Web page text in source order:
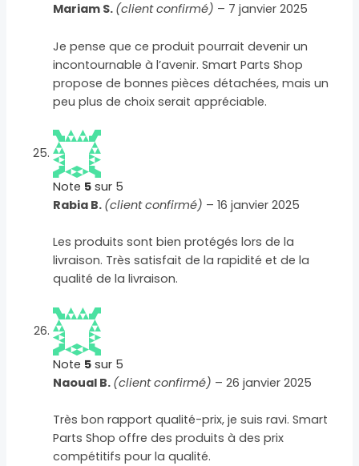
Mariam S. (client confirmé) – 7 janvier 2025
Je pense que ce produit pourrait devenir un
incontournable à l’avenir. Smart Parts Shop
propose de bonnes pièces détachées, mais un
peu plus de choix serait appréciable.
Note 5 sur 5
Rabia B. (client confirmé) – 16 janvier 2025
Les produits sont bien protégés lors de la
livraison. Très satisfait de la rapidité et de la
qualité de la livraison.
Note 5 sur 5
Naoual B. (client confirmé) – 26 janvier 2025
Très bon rapport qualité-prix, je suis ravi. Smart
Parts Shop offre des produits à des prix
compétitifs pour la qualité.